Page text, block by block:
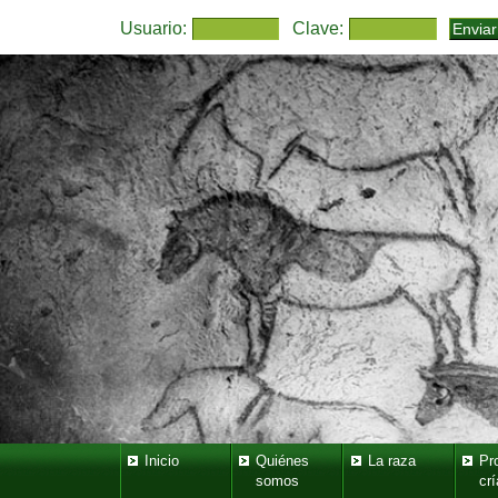
Usuario: Clave:
Inicio
Quiénes
somos
La raza